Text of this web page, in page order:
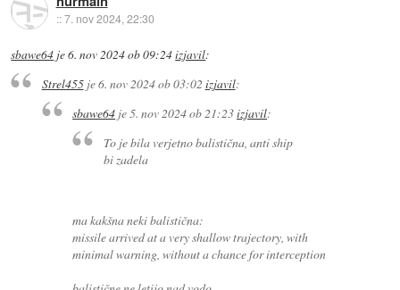
::7. nov 2024, 22:30
sbawe64 je6. nov 2024 ob 09:24izjavil:
Strel455je6. nov 2024 ob 03:02 izjavil:
sbawe64 je5. nov 2024 ob 21:23izjavil:
To je bila verjetno balistična, anti ship
bi zadela
ma kakšna neki balistična:
missile arrived at a very shallow trajectory, with
minimal warning, without a chance for interception